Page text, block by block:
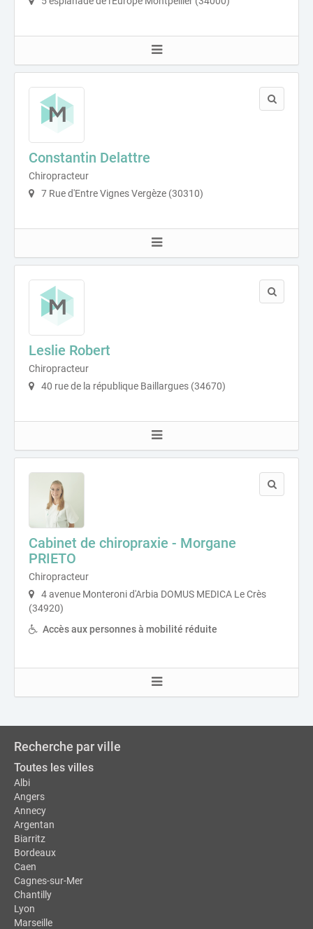
Constantin Delattre
Chiropracteur
7 Rue d'Entre Vignes Vergèze (30310)
Leslie Robert
Chiropracteur
40 rue de la république Baillargues (34670)
Cabinet de chiropraxie - Morgane
PRIETO
Chiropracteur
4 avenue Monteroni d'Arbia DOMUS MEDICA Le Crès
(34920)
Accès aux personnes à mobilité réduite
Recherche par ville
Toutes les villes
Albi
Angers
Annecy
Argentan
Biarritz
Bordeaux
Caen
Cagnes-sur-Mer
Chantilly
Lyon
Marseille